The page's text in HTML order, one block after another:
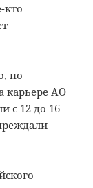
кто
по
карьере АО
с 12 до 16